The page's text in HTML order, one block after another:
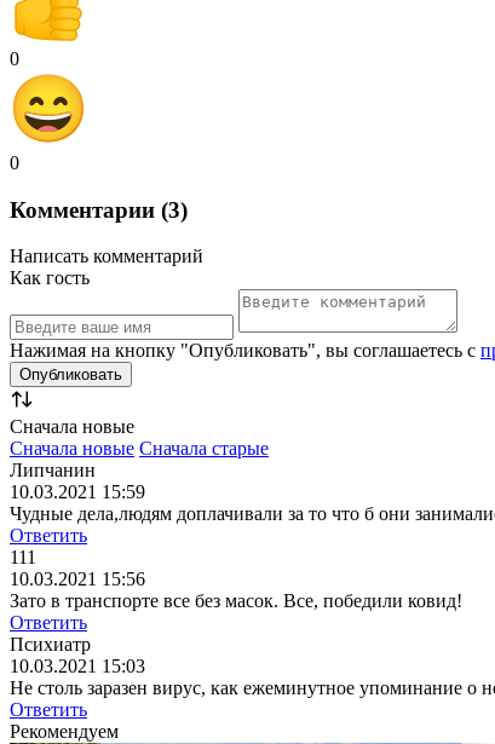
0
0
Комментарии (3)
Написать комментарий
Как гость
Нажимая на кнопку "Опубликовать", вы соглашаетесь с
Сначала новые
Сначала новые Сначала старые
Липчанин
10.03.2021 15:59
Чудные дела,людям доплачивали за то что б они
Ответить
111
10.03.2021 15:56
Зато в транспорте все без масок. Все, победили ковид!
Ответить
Психиатр
10.03.2021 15:03
Не столь заразен вирус, как ежеминутное упоминание о
Ответить
Рекомендуем